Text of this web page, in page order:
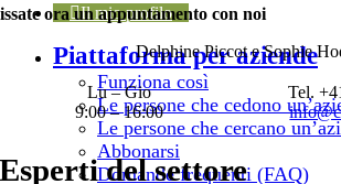
Il mio profilo
Piattaforma per aziende
Funziona così
Le persone che cedono
Le persone che cercano
Abbonarsi
Domande frequenti (FAQ)
ora un appuntamento con noi
Delphine Piccot e Sophie
Lu – Gio
9:00 – 16:00
Tel.
Esperti del settore